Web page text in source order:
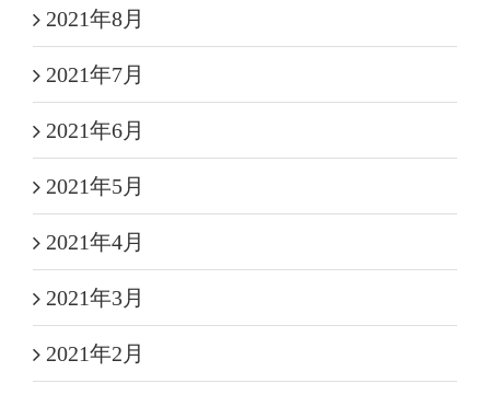
2021年8月
2021年7月
2021年6月
2021年5月
2021年4月
2021年3月
2021年2月